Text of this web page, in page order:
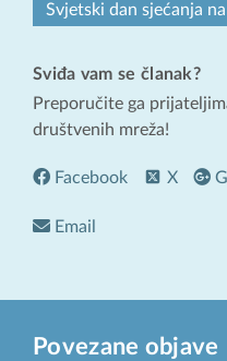
Svjetski dan sjećanja
Sviđa vam se članak?
Preporučite ga
društvenih mreža!
Facebook X
Email
Povezane objave